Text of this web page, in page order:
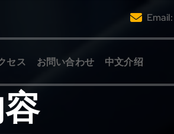
Email:
セス お問い合わせ 中文介绍